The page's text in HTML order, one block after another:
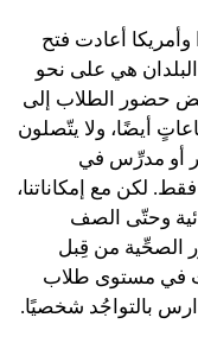
وأمريكا أعادت فتح
البلدان هي على نحو
​​حضور الطلاب إلى
أيضًا، ولا يتّصلون
أو مدرِّس في
لكن مع إمكاناتنا،
وحتّى الصف
الصحِّية من قِبل
في مستوى طلاب
بالتواجُد شخصيًا.